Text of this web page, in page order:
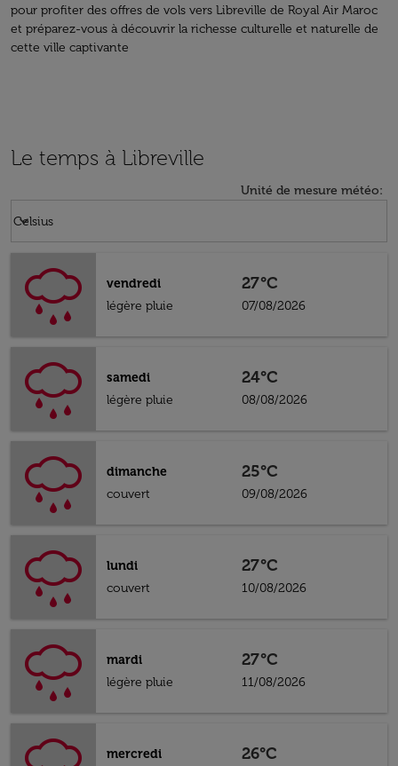
pour profiter des offres de vols vers Libreville de Royal Air Maroc
et préparez-vous à découvrir la richesse culturelle et naturelle de
cette ville captivante
Le temps à Libreville
Unité de mesure météo:
Celsius
keyboard_arrow_down
vendredi
légère pluie
27°C
07/08/2026
samedi
légère pluie
24°C
08/08/2026
dimanche
couvert
25°C
09/08/2026
lundi
couvert
27°C
10/08/2026
mardi
légère pluie
27°C
11/08/2026
mercredi
26°C